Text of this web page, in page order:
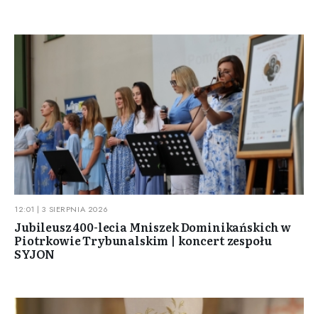
12:01 | 3 SIERPNIA 2026
Jubileusz 400-lecia Mniszek Dominikańskich w
Piotrkowie Trybunalskim | koncert zespołu
SYJON